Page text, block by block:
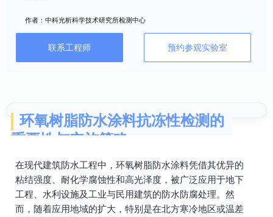
作者：中科光析科学技术研究所检测中心
联系工程师 预约参观实验室
环氧树脂防水涂料抗冻性检测的
重要性与实施策略
在现代建筑防水工程中，环氧树脂防水涂料凭借其优异的
粘结强度、耐化学腐蚀性和高光泽度，被广泛应用于地下
工程、水利设施及工业与民用建筑的防水防腐处理。然
而，随着应用地域的扩大，特别是在北方寒冷地区或温差